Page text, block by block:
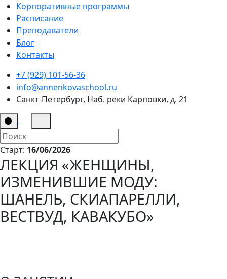
Корпоративные программы
Расписание
Преподаватели
Блог
Контакты
+7 (929) 101-56-36
info@annenkovaschool.ru
Санкт-Петербург, Наб. реки Карповки, д. 21
Старт: 16/06/2026
ЛЕКЦИЯ «ЖЕНЩИНЫ,
ИЗМЕНИВШИЕ МОДУ:
ШАНЕЛЬ, СКИАПАРЕЛЛИ,
ВЕСТВУД, КАВАКУБО»